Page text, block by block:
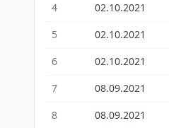
4
02.10.2021
5
02.10.2021
6
02.10.2021
7
08.09.2021
8
08.09.2021